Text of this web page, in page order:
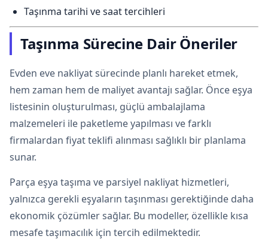
Taşınma tarihi ve saat tercihleri
Taşınma Sürecine Dair Öneriler
Evden eve nakliyat sürecinde planlı hareket etmek,
hem zaman hem de maliyet avantajı sağlar. Önce eşya
listesinin oluşturulması, güçlü ambalajlama
malzemeleri ile paketleme yapılması ve farklı
firmalardan fiyat teklifi alınması sağlıklı bir planlama
sunar.
Parça eşya taşıma ve parsiyel nakliyat hizmetleri,
yalnızca gerekli eşyaların taşınması gerektiğinde daha
ekonomik çözümler sağlar. Bu modeller, özellikle kısa
mesafe taşımacılık için tercih edilmektedir.